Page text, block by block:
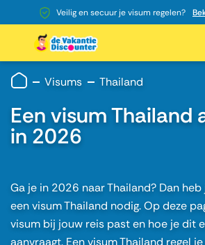
Veilig en secuur je visum regelen?
Visums Thailand
Een visum Thailand
in 2026
Ga je in 2026 naar Thailand? Dan
een visum Thailand nodig. Op deze
visum bij jouw reis past en hoe je dit
aanvraagt. Een visum Thailand regel